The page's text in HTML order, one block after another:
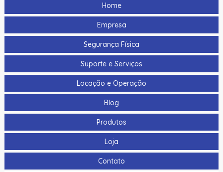
Home
Empresa
Segurança Física
Suporte e Serviços
Locação e Operação
Blog
Produtos
Loja
Contato